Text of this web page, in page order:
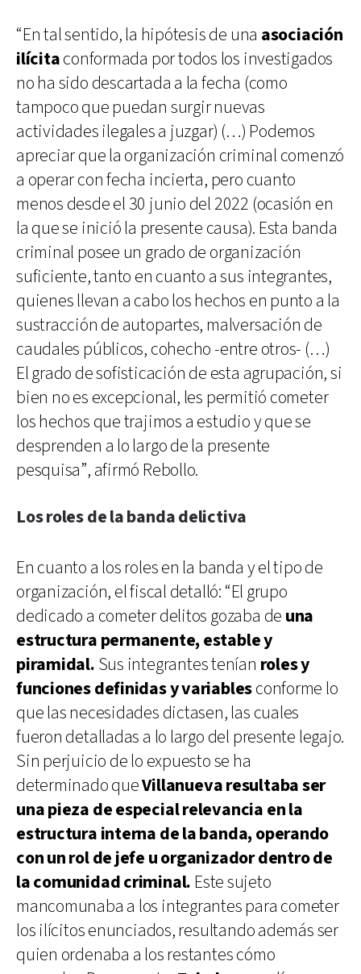
“En tal sentido, la hipótesis de una asociación
ilícitaconformada por todos los investigados
no ha sido descartada a la fecha (como
tampoco que puedan surgir nuevas
actividades ilegales a juzgar) (…) Podemos
apreciar que la organización criminal comenzó
a operar con fecha incierta, pero cuanto
menos desde el 30 junio del 2022 (ocasión en
la que se inició la presente causa). Esta banda
criminal posee un grado de organización
suficiente, tanto en cuanto a sus integrantes,
quienes llevan a cabo los hechos en punto a la
sustracción de autopartes, malversación de
caudales públicos, cohecho -entre otros- (…)
El grado de sofisticación de esta agrupación, si
bien no es excepcional, les permitió cometer
los hechos que trajimos a estudio y que se
desprenden a lo largo de la presente
pesquisa”, afirmó Rebollo.
Los roles de la banda delictiva
En cuanto a los roles en la banda y el tipo de
organización, el fiscal detalló: “El grupo
dedicado a cometer delitos gozaba de una
estructura permanente, estable y
piramidal. Sus integrantes tenían roles y
funciones definidas y variablesconforme lo
que las necesidades dictasen, las cuales
fueron detalladas a lo largo del presente legajo.
Sin perjuicio de lo expuesto se ha
determinado queVillanueva resultaba ser
una pieza de especial relevancia en la
estructura interna de la banda, operando
con un rol de jefe u organizador dentro de
la comunidad criminal. Este sujeto
mancomunaba a los integrantes para cometer
los ilícitos enunciados, resultando además ser
quien ordenaba a los restantes cómo